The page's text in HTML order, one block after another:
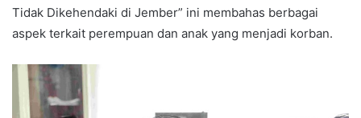
Tidak Dikehendaki di Jember” ini membahas berbagai
aspek terkait perempuan dan anak yang menjadi korban.